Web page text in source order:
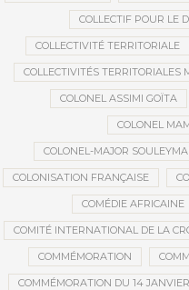
COLLECTIF POUR LE
COLLECTIVITÉ TERRITORIALE
COLLECTIVITÉS TERRITORIALES
COLONEL ASSIMI GOÏTA
COLONEL
COLONEL-MAJOR
COLONISATION FRANÇAISE
COMÉDIE AFRICAINE
COMITÉ INTERNATIONAL DE LA
COMMÉMORATION
COMMÉMORATION DU 14 JANVIER